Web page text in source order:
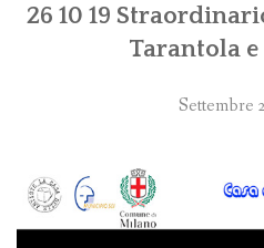
26 10 19
Tarantola e
Settembre